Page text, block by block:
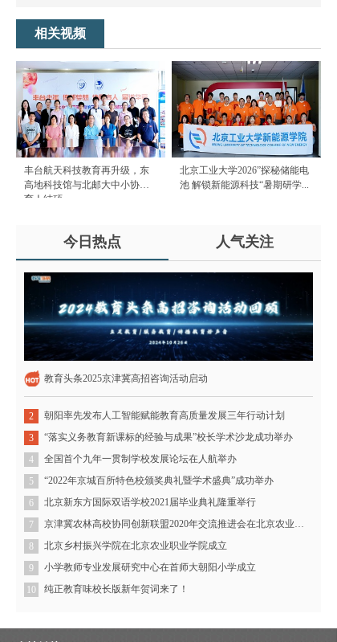
相关视频
丰台航天科技教育再升级，东
高地科技馆与北邮大中小协同
育人结硕...
北京工业大学2026”探秘储能电
池 解锁新能源科技“暑期研学...
今日热点 人气关注
教育头条2025京津冀高招咨询活动启动
2
朝阳率先发布人工智能赋能教育高质量发展三年行动计划
3
“落实义务教育新课标的经验与成果”校长学术沙龙成功举办
4
全国首个九年一贯制学校发展论坛在人航举办
5
“2022年京城百所特色校颁奖典礼暨学术盛典”成功举办
6
北京新东方国际双语学校2021届毕业典礼隆重举行
7
京津冀农林高校协同创新联盟2020年交流推进会在北京农业职业学院召开
8
北京乡村振兴学院在北京农业职业学院成立
9
小学教师专业发展研究中心在首师大朝阳小学成立
10
纯正教育味校长版新年贺词来了！